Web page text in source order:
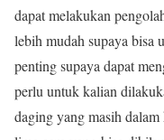
dapat melakukan
lebih mudah supaya bisa
penting supaya dapat
perlu untuk kalian
daging yang masih